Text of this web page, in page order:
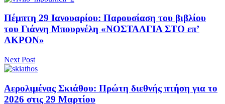
Πέμπτη 29 Ιανουαρίου: Παρουσίαση του βιβλίου
του Γιάννη Μπουρνέλη «ΝΟΣΤΑΛΓΙΑ ΣΤΟ επ’
ΑΚΡΟΝ»
Next Post
Αερολιμένας Σκιάθου: Πρώτη διεθνής πτήση για το
2026 στις 29 Μαρτίου